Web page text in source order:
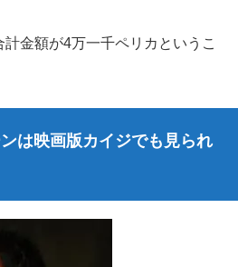
計金額が4万一千ペリカというこ
は映画版カイジでも見られ